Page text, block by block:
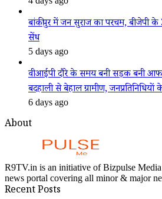
बांकीपुर में जन सुराज का परचम, बीजेपी
सेंध
5 days ago
वीआईपी दौरे के समय बनी सड़क बनी
बदहाली से बेहाल ग्रामीण, जनप्रतिनिधियों
6 days ago
About
R9TV.in is an initiative of Bizpulse
news portal covering all minor & major
Recent Posts